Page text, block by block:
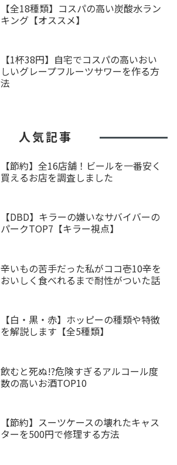
【全18種類】コスパの高い炭酸水ラン
キング【オススメ】
【1杯38円】自宅でコスパの高いおい
しいグレープフルーツサワーを作る方
法
人気記事
【節約】全16店舗！ビールを一番安く
買えるお店を調査しました
【DBD】キラーの嫌いなサバイバーの
パークTOP7【キラー視点】
辛いもの苦手だった私がココ壱10辛を
おいしく食べれるまで耐性がついた話
【白・黒・赤】ホッピーの種類や特徴
を解説します【全5種類】
飲むと死ぬ!?危険すぎるアルコール度
数の高いお酒TOP10
【節約】スーツケースの壊れたキャス
ターを500円で修理する方法